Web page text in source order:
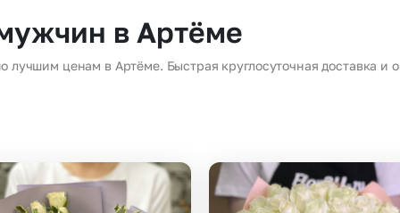
По виду цветка
Букеты до 2500 руб
Букеты 1500 - 2600 руб.
Недорогие цветы
День Учителя
Новый Год
Разноцветные розы
в Артёме
лучшим ценам в Артёме. Быстрая круглосуточная доставка и